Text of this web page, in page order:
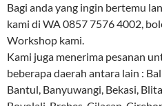
Bagi anda yang ingin bertemu
kami di WA 0857 7576 4002,
Workshop kami.
Kami juga menerima pesanan
beberapa daerah antara lain :
Bantul, Banyuwangi, Bekasi,